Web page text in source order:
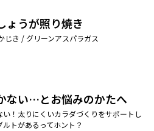
ょうが照り焼き
じき / グリーンアスパラガス
ない…とお悩みのかたへ
い！太りにくいカラダづくりをサポートし
トがあるってホント？